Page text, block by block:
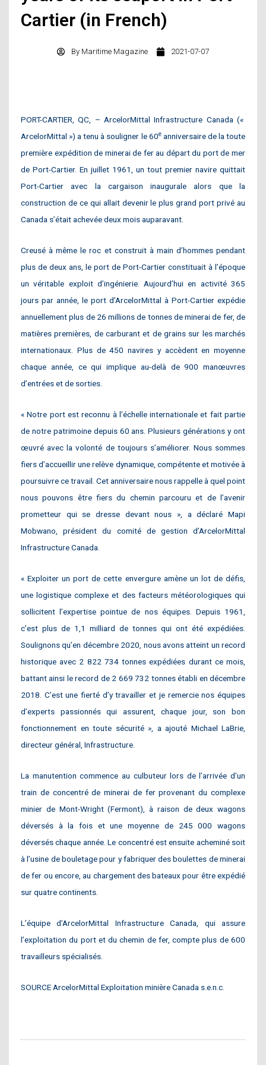
Cartier (in French)
By Maritime Magazine 2021-07-07
PORT-CARTIER, QC, – ArcelorMittal Infrastructure Canada («
ArcelorMittal ») a tenu à souligner le 60eanniversaire de la toute
première expédition de minerai de fer au départ du port de mer
de Port-Cartier. En juillet 1961, un tout premier navire quittait
Port-Cartier avec la cargaison inaugurale alors que la
construction de ce qui allait devenir le plus grand port privé au
Canada s’était achevée deux mois auparavant.
Creusé à même le roc et construit à main d’hommes pendant
plus de deux ans, le port de Port-Cartier constituait à l’époque
un véritable exploit d’ingénierie. Aujourd’hui en activité 365
jours par année, le port d’ArcelorMittal à Port-Cartier expédie
annuellement plus de 26 millions de tonnes de minerai de fer, de
matières premières, de carburant et de grains sur les marchés
internationaux. Plus de 450 navires y accèdent en moyenne
chaque année, ce qui implique au-delà de 900 manœuvres
d’entrées et de sorties.
« Notre port est reconnu à l’échelle internationale et fait partie
de notre patrimoine depuis 60 ans. Plusieurs générations y ont
œuvré avec la volonté de toujours s’améliorer. Nous sommes
fiers d’accueillir une relève dynamique, compétente et motivée à
poursuivre ce travail. Cet anniversaire nous rappelle à quel point
nous pouvons être fiers du chemin parcouru et de l’avenir
prometteur qui se dresse devant nous », a déclaré Mapi
Mobwano, président du comité de gestion d’ArcelorMittal
Infrastructure Canada.
« Exploiter un port de cette envergure amène un lot de défis,
une logistique complexe et des facteurs météorologiques qui
sollicitent l’expertise pointue de nos équipes. Depuis 1961,
c’est plus de 1,1 milliard de tonnes qui ont été expédiées.
Soulignons qu’en décembre 2020, nous avons atteint un record
historique avec 2 822 734 tonnes expédiées durant ce mois,
battant ainsi le record de 2 669 732 tonnes établi en décembre
2018. C’est une fierté d’y travailler et je remercie nos équipes
d’experts passionnés qui assurent, chaque jour, son bon
fonctionnement en toute sécurité », a ajouté Michael LaBrie
directeur général, Infrastructure.
La manutention commence au culbuteur lors de l’arrivée d’un
train de concentré de minerai de fer provenant du complexe
minier de Mont-Wright (Fermont), à raison de deux wagons
déversés à la fois et une moyenne de 245 000 wagons
déversés chaque année. Le concentré est ensuite acheminé soit
à l’usine de bouletage pour y fabriquer des boulettes de minerai
de fer ou encore, au chargement des bateaux pour être expédié
sur quatre continents.
L’équipe d’ArcelorMittal Infrastructure Canada, qui assure
l’exploitation du port et du chemin de fer, compte plus de 600
travailleurs spécialisés.
SOURCE ArcelorMittal Exploitation minièreCanada s.e.n.c.